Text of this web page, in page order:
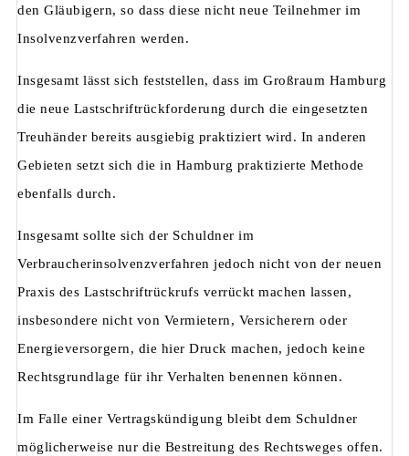
den Gläubigern, so dass diese nicht neue Teilnehmer im
Insolvenzverfahren werden.
Insgesamt lässt sich feststellen, dass im Großraum Hamburg
die neue Lastschriftrückforderung durch die eingesetzten
Treuhänder bereits ausgiebig praktiziert wird. In anderen
Gebieten setzt sich die in Hamburg praktizierte Methode
ebenfalls durch.
Insgesamt sollte sich der Schuldner im
Verbraucherinsolvenzverfahren jedoch nicht von der neuen
Praxis des Lastschriftrückrufs verrückt machen lassen,
insbesondere nicht von Vermietern, Versicherern oder
Energieversorgern, die hier Druck machen, jedoch keine
Rechtsgrundlage für ihr Verhalten benennen können.
Im Falle einer Vertragskündigung bleibt dem Schuldner
möglicherweise nur die Bestreitung des Rechtsweges offen.